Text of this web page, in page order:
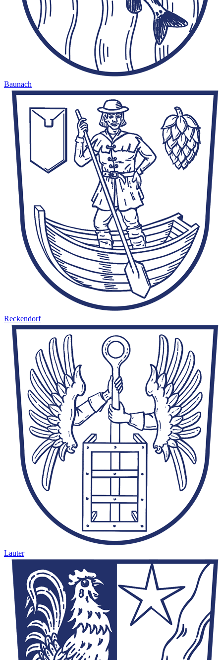
Baunach
Reckendorf
Lauter